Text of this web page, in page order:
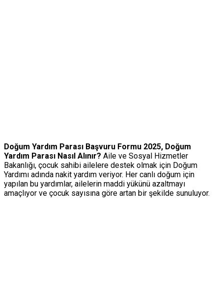
Doğum Yardım Parası Başvuru Formu 2025, Doğum
Yardım Parası Nasıl Alınır? Aile ve Sosyal Hizmetler
Bakanlığı, çocuk sahibi ailelere destek olmak için Doğum
Yardımı adında nakit yardım veriyor. Her canlı doğum için
yapılan bu yardımlar, ailelerin maddi yükünü azaltmayı
amaçlıyor ve çocuk sayısına göre artan bir şekilde sunuluyor.